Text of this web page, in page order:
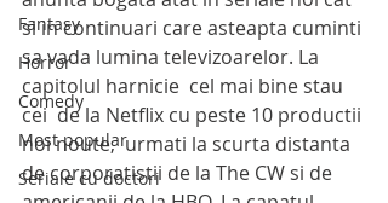
Fantasy
Horror
Comedy
Most popular
Seriale cu doctori
si in continuari care asteapta cuminti
sa vada lumina televizoarelor. La
capitolul harnicie  cel mai bine stau
cei  de la Netflix cu peste 10 productii
noi noute,  urmati la scurta distanta
de corporatistii de la The CW si de